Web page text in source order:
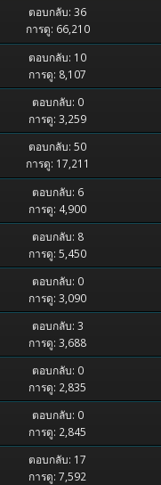
ตอบกลับ: 36
การดู: 66,210
ตอบกลับ: 10
การดู: 8,107
ตอบกลับ: 0
การดู: 3,259
ตอบกลับ: 50
การดู: 17,211
ตอบกลับ: 6
การดู: 4,900
ตอบกลับ: 8
การดู: 5,450
ตอบกลับ: 0
การดู: 3,090
ตอบกลับ: 3
การดู: 3,688
ตอบกลับ: 0
การดู: 2,835
ตอบกลับ: 0
การดู: 2,845
ตอบกลับ: 17
การดู: 7,592